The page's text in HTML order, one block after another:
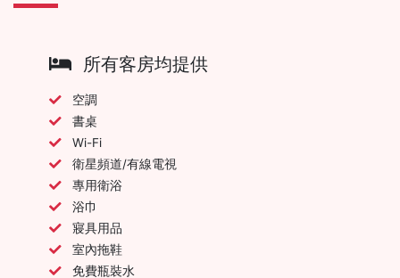
所有客房均提供
空調
書桌
Wi-Fi
衛星頻道/有線電視
專用衛浴
浴巾
寢具用品
室內拖鞋
免費瓶裝水